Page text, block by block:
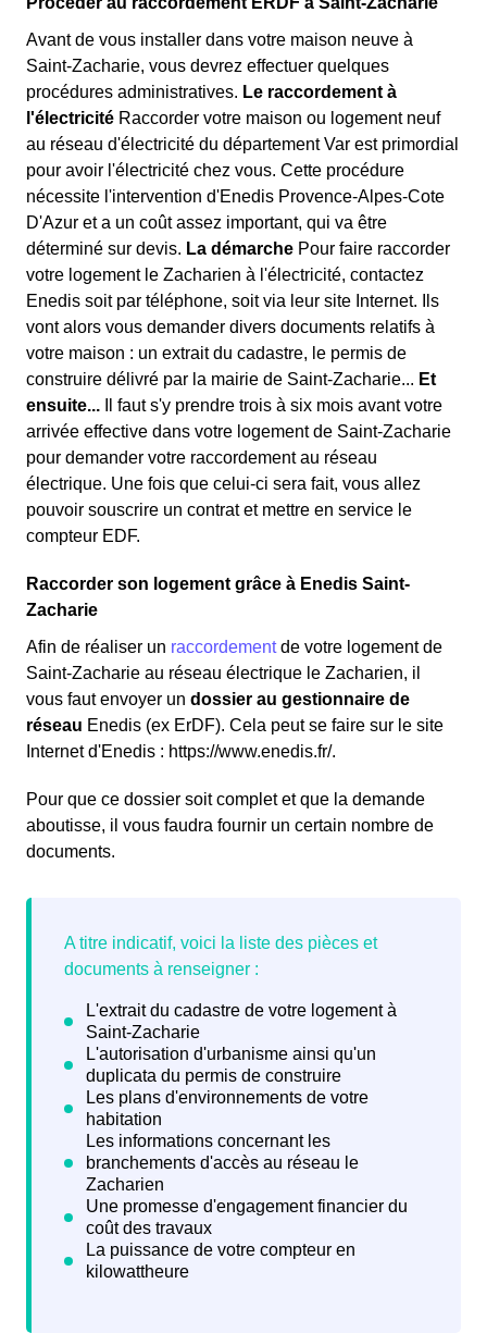
Avant de vous installer dans votre maison neuve à
Saint-Zacharie, vous devrez effectuer quelques
procédures administratives. Le raccordement à
l'électricité Raccorder votre maison ou logement neuf
au réseau d'électricité du département Var est primordial
pour avoir l'électricité chez vous. Cette procédure
nécessite l'intervention d'Enedis Provence-Alpes-Cote
D'Azur et a un coût assez important, qui va être
déterminé sur devis. La démarche Pour faire raccorder
votre logement le Zacharien à l'électricité, contactez
Enedis soit par téléphone, soit via leur site Internet. Ils
vont alors vous demander divers documents relatifs à
votre maison : un extrait du cadastre, le permis de
construire délivré par la mairie de Saint-Zacharie... Et
ensuite... Il faut s'y prendre trois à six mois avant votre
arrivée effective dans votre logement de Saint-Zacharie
pour demander votre raccordement au réseau
électrique. Une fois que celui-ci sera fait, vous allez
pouvoir souscrire un contrat et mettre en service le
compteur EDF.
Raccorder son logement grâce à Enedis Saint-
Zacharie
Afin de réaliser un raccordementde votre logement de
Saint-Zacharie au réseau électrique le Zacharien, il
vous faut envoyer un dossier au gestionnaire de
réseau Enedis (ex ErDF). Cela peut se faire sur le site
Internet d'Enedis : https://www.enedis.fr/.
Pour que ce dossier soit complet et que la demande
aboutisse, il vous faudra fournir un certain nombre de
documents.